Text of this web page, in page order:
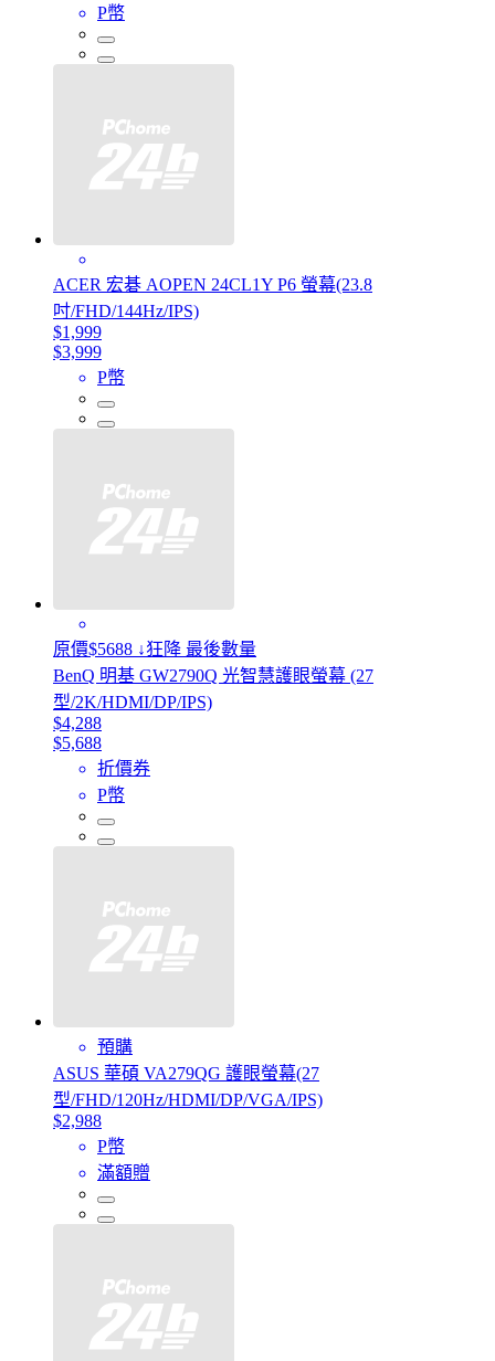
P幣
ACER 宏碁 AOPEN 24CL1Y P6 螢幕(23.8
吋/FHD/144Hz/IPS)
$1,999
$3,999
P幣
原價$5688 ↓狂降 最後數量
BenQ 明基 GW2790Q 光智慧護眼螢幕 (27
型/2K/HDMI/DP/IPS)
$4,288
$5,688
折價券
P幣
預購
ASUS 華碩 VA279QG 護眼螢幕(27
型/FHD/120Hz/HDMI/DP/VGA/IPS)
$2,988
P幣
滿額贈